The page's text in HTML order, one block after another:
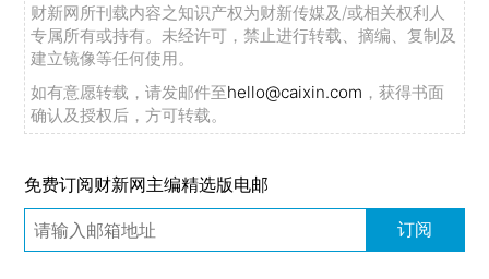
财新网所刊载内容之知识产权为财新传媒及/或相关权利人
专属所有或持有。未经许可，禁止进行转载、摘编、复制及
建立镜像等任何使用。
如有意愿转载，请发邮件至hello@caixin.com ，获得书面
确认及授权后，方可转载。
免费订阅财新网主编精选版电邮
订阅